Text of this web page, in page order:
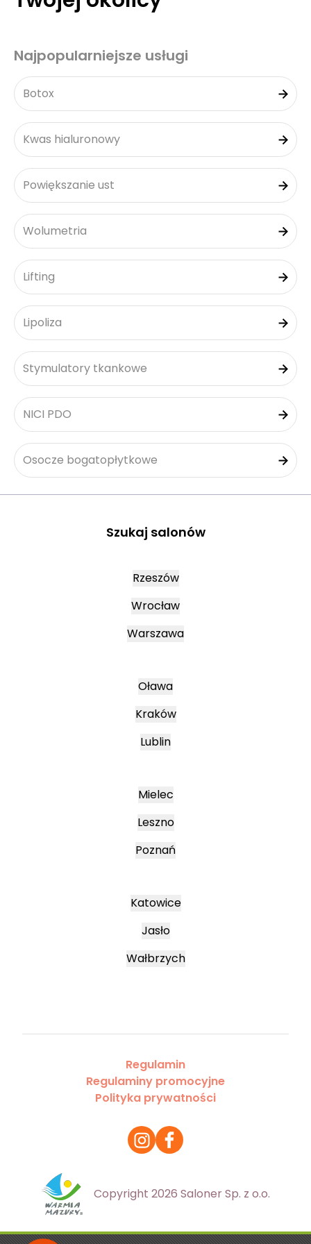
Najpopularniejsze usługi
Botox
Kwas hialuronowy
Powiększanie ust
Wolumetria
Lifting
Lipoliza
Stymulatory tkankowe
NICI PDO
Osocze bogatopłytkowe
Szukaj salonów
Rzeszów
Wrocław
Warszawa
Oława
Kraków
Lublin
Mielec
Leszno
Poznań
Katowice
Jasło
Wałbrzych
Regulamin
Regulaminy promocyjne
Polityka prywatności
Copyright 2026 Saloner Sp. z o.o.